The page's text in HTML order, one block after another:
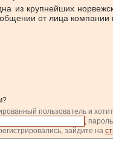
из крупнейших
от лица компании
пользователь и
, пароль
зайдите на